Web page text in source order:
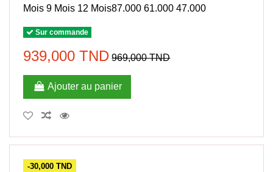
Mois 9 Mois 12 Mois87.000 61.000 47.000
Sur commande
939,000 TND 969,000 TND
Ajouter au panier
-30,000 TND